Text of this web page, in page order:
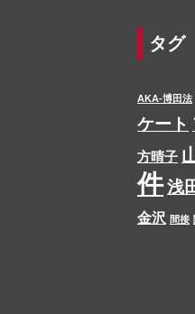
タグ
AKA-博田法
ケート
方晴子
件浅
金沢 間接